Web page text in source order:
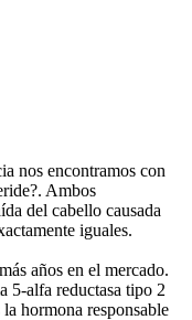
nos encontramos con
Ambos
del cabello causada
iguales.
años en el mercado.
5-alfa reductasa tipo 2
hormona responsable